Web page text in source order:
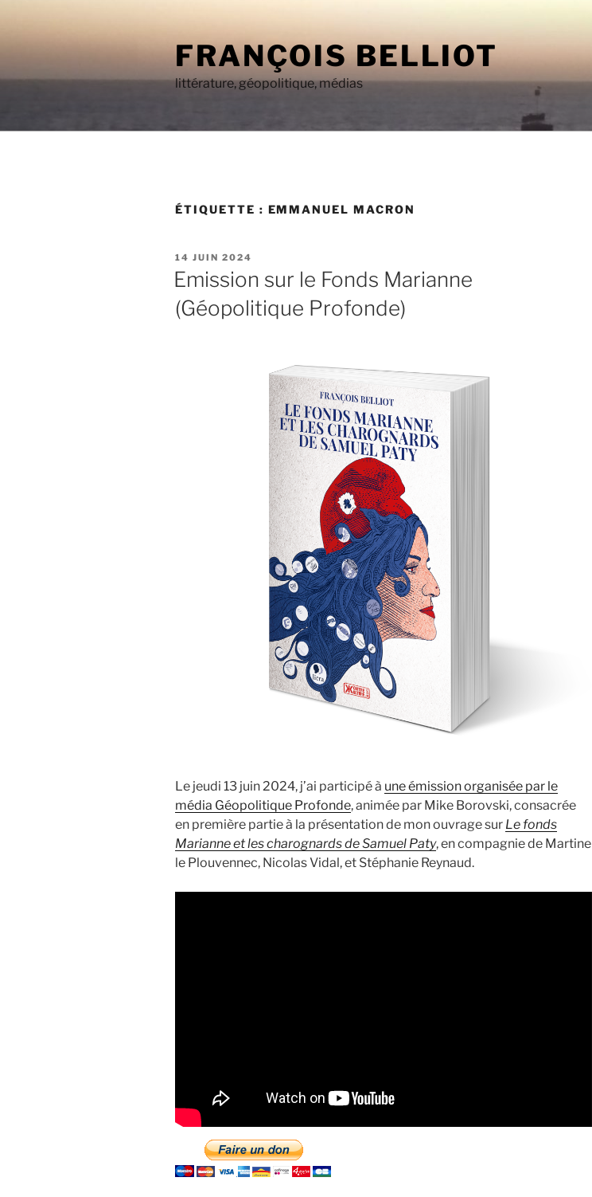
FRANÇOIS BELLIOT
littérature, géopolitique, médias
ÉTIQUETTE : EMMANUEL MACRON
PUBLIÉ
LE
14 JUIN 2024
Emission sur le Fonds Marianne
(Géopolitique Profonde)
Le jeudi 13 juin 2024, j’ai participé à une émission organisée par le
média Géopolitique Profonde, animée par Mike Borovski, consacrée
en première partie à la présentation de mon ouvrage sur Le fonds
Marianne et les charognards de Samuel Paty, en compagnie de Martine
le Plouvennec, Nicolas Vidal, et Stéphanie Reynaud.